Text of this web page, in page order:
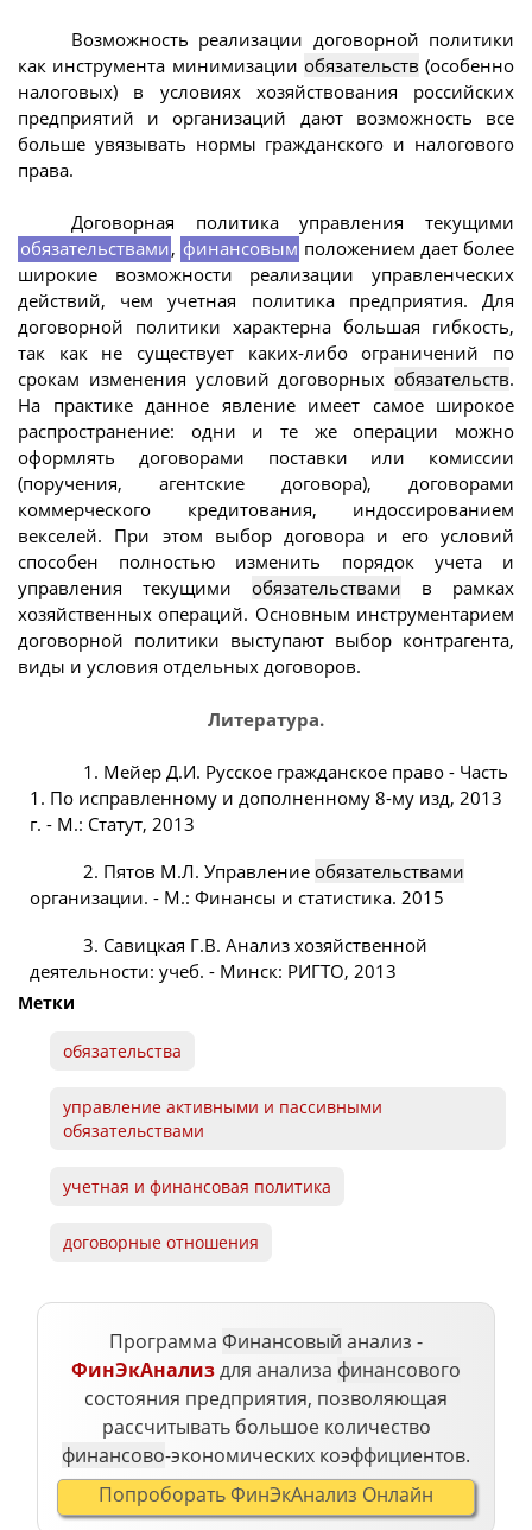
Возможность реализации договорной политики
как инструмента минимизации обязательств (особенно
налоговых) в условиях хозяйствования российских
предприятий и организаций дают возможность все
больше увязывать нормы гражданского и налогового
права.
Договорная политика управления текущими
обязательствами, финансовым положением дает более
широкие возможности реализации управленческих
действий, чем учетная политика предприятия. Для
договорной политики характерна большая гибкость,
так как не существует каких-либо ограничений по
срокам изменения условий договорных обязательств.
На практике данное явление имеет самое широкое
распространение: одни и те же операции можно
оформлять договорами поставки или комиссии
(поручения, агентские договора), договорами
коммерческого кредитования, индоссированием
векселей. При этом выбор договора и его условий
способен полностью изменить порядок учета и
управления текущими обязательствами в рамках
хозяйственных операций. Основным инструментарием
договорной политики выступают выбор контрагента,
виды и условия отдельных договоров.
Литература.
1. Мейер Д.И. Русское гражданское право - Часть
1. По исправленному и дополненному 8-му изд, 2013
г. - М.: Статут, 2013
2. Пятов М.Л. Управление обязательствами
организации. - М.: Финансы и статистика. 2015
3. Савицкая Г.В. Анализ хозяйственной
деятельности: учеб. - Минск: РИГТО, 2013
Метки
обязательства
управление активными и пассивными
обязательствами
учетная и финансовая политика
договорные отношения
Программа Финансовый анализ -
ФинЭкАнализдля анализа финансового
состояния предприятия, позволяющая
рассчитывать большое количество
финансово-экономических коэффициентов.
Попроборать ФинЭкАнализ Онлайн